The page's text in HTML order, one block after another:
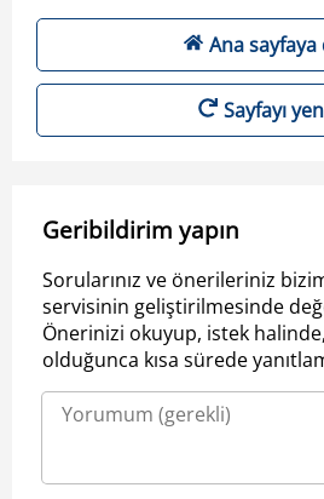
Ana
Sayfayı
Geribildirim yapın
Sorularınız ve önerileriniz
servisinin geliştirilmesinde
Önerinizi okuyup, istek
olduğunca kısa sürede